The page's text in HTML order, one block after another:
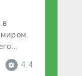
в
4.4